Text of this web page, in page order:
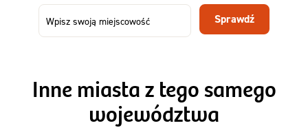
Menu
Sprawdź
Inne miasta z tego samego
województwa